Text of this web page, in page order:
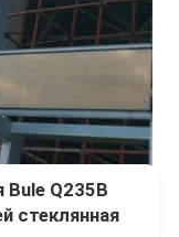
Q235B
стеклянная